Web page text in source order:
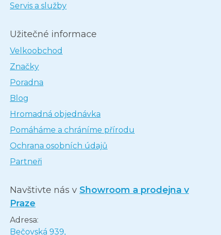
Servis a služby
Užitečné informace
Velkoobchod
Značky
Poradna
Blog
Hromadná objednávka
Pomáháme a chráníme přírodu
Ochrana osobních údajů
Partneři
Navštivte nás v Showroom a prodejna v
Praze
Adresa:
Bečovská 939,